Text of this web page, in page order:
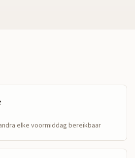
elke voormiddag bereikbaar